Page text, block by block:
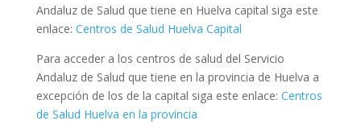
Andaluz de Salud que tiene en Huelva capital siga este
enlace: Centros de Salud Huelva Capital
Para acceder a los centros de salud del Servicio
Andaluz de Salud que tiene en la provincia de Huelva a
excepción de los de la capital siga este enlace: Centros
de Salud Huelva en la provincia